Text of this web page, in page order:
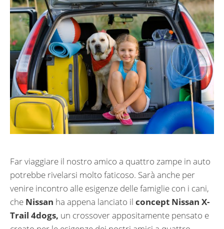
Far viaggiare il nostro amico a quattro zampe in auto
potrebbe rivelarsi molto faticoso. Sarà anche per
venire incontro alle esigenze delle famiglie con i cani,
che Nissan ha appena lanciato il concept Nissan X-
Trail 4dogs, un crossover appositamente pensato e